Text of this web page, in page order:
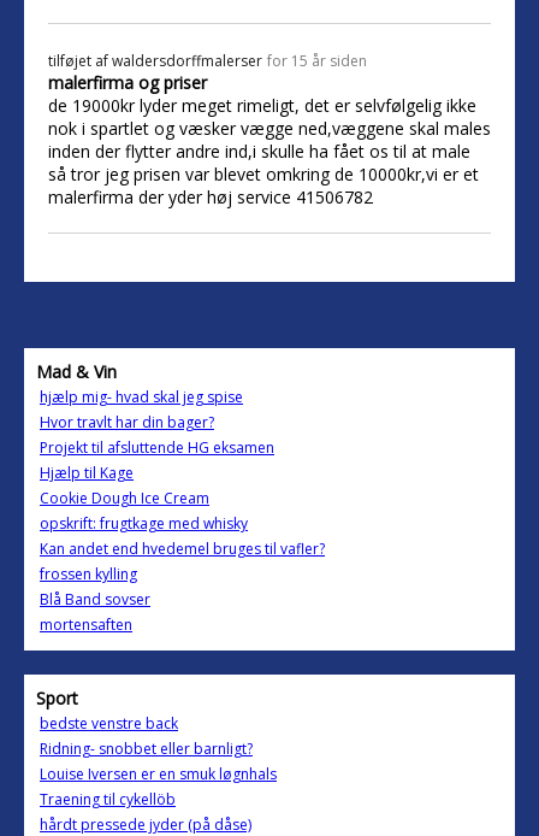
tilføjet afwaldersdorffmalerser for 15 år siden
malerfirma og priser
de 19000kr lyder meget rimeligt, det er selvfølgelig ikke
nok i spartlet og væsker vægge ned,væggene skal males
inden der flytter andre ind,i skulle ha fået os til at male
så tror jeg prisen var blevet omkring de 10000kr,vi er et
malerfirma der yder høj service 41506782
Mad & Vin
hjælp mig- hvad skal jeg spise
Hvor travlt har din bager?
Projekt til afsluttende HG eksamen
Hjælp til Kage
Cookie Dough Ice Cream
opskrift: frugtkage med whisky
Kan andet end hvedemel bruges til vafler?
frossen kylling
Blå Band sovser
mortensaften
Sport
bedste venstre back
Ridning- snobbet eller barnligt?
Louise Iversen er en smuk løgnhals
Traening til cykellöb
hårdt pressede jyder (på dåse)